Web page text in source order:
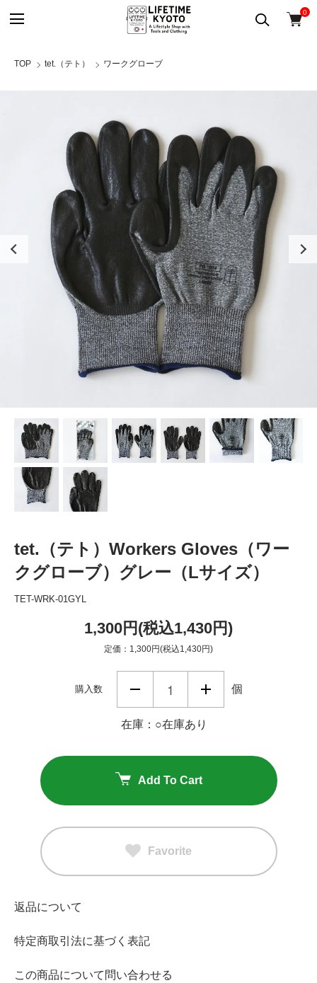
0
TOP tet.（テト） ワークグローブ
tet.（テト）Workers Gloves（ワー
クグローブ）グレー（Lサイズ）
TET-WRK-01GYL
1,300円(税込1,430円)
定価：1,300円(税込1,430円)
購入数 個
在庫：○在庫あり
Add To Cart
Favorite
返品について
特定商取引法に基づく表記
この商品について問い合わせる